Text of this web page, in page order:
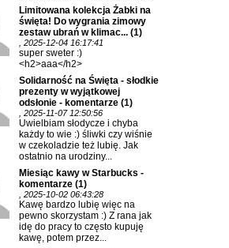
Limitowana kolekcja Żabki na
święta! Do wygrania zimowy
zestaw ubrań w klimac... (1)
, 2025-12-04 16:17:41
super sweter :)
<h2>aaa</h2>
Solidarność na Święta - słodkie
prezenty w wyjątkowej
odsłonie - komentarze (1)
, 2025-11-07 12:50:56
Uwielbiam słodycze i chyba
każdy to wie :) śliwki czy wiśnie
w czekoladzie też lubię. Jak
ostatnio na urodziny...
Miesiąc kawy w Starbucks -
komentarze (1)
, 2025-10-02 06:43:28
Kawę bardzo lubię więc na
pewno skorzystam :) Z rana jak
idę do pracy to często kupuję
kawę, potem przez...